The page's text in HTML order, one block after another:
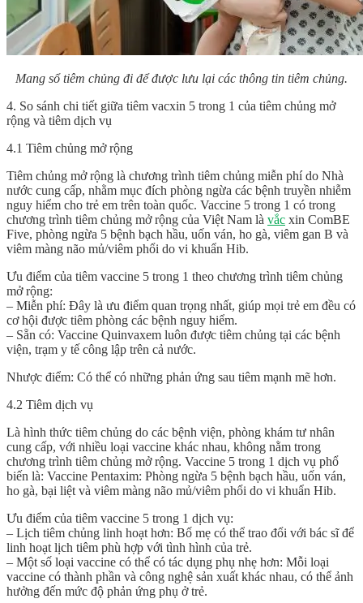
Mang sổ tiêm chủng đi để được lưu lại các thông tin tiêm chủng.
4. So sánh chi tiết giữa tiêm vacxin 5 trong 1 của tiêm chủng mở
rộng và tiêm dịch vụ
4.1 Tiêm chủng mở rộng
Tiêm chủng mở rộng là chương trình tiêm chủng miễn phí do Nhà
nước cung cấp, nhằm mục đích phòng ngừa các bệnh truyền nhiễm
nguy hiểm cho trẻ em trên toàn quốc. Vaccine 5 trong 1 có trong
chương trình tiêm chủng mở rộng của Việt Nam là vắc xin ComBE
Five, phòng ngừa 5 bệnh bạch hầu, uốn ván, ho gà, viêm gan B và
viêm màng não mủ/viêm phổi do vi khuẩn Hib.
Ưu điểm của tiêm vaccine 5 trong 1 theo chương trình tiêm chủng
mở rộng:
– Miễn phí: Đây là ưu điểm quan trọng nhất, giúp mọi trẻ em đều có
cơ hội được tiêm phòng các bệnh nguy hiểm.
– Sẵn có: Vaccine Quinvaxem luôn được tiêm chủng tại các bệnh
viện, trạm y tế công lập trên cả nước.
Nhược điểm: Có thể có những phản ứng sau tiêm mạnh mẽ hơn.
4.2 Tiêm dịch vụ
Là hình thức tiêm chủng do các bệnh viện, phòng khám tư nhân
cung cấp, với nhiều loại vaccine khác nhau, không nằm trong
chương trình tiêm chủng mở rộng. Vaccine 5 trong 1 dịch vụ phổ
biến là: Vaccine Pentaxim: Phòng ngừa 5 bệnh bạch hầu, uốn ván,
ho gà, bại liệt và viêm màng não mủ/viêm phổi do vi khuẩn Hib.
Ưu điểm của tiêm vaccine 5 trong 1 dịch vụ:
– Lịch tiêm chủng linh hoạt hơn: Bố mẹ có thể trao đổi với bác sĩ để
linh hoạt lịch tiêm phù hợp với tình hình của trẻ.
– Một số loại vaccine có thể có tác dụng phụ nhẹ hơn: Mỗi loại
vaccine có thành phần và công nghệ sản xuất khác nhau, có thể ảnh
hưởng đến mức độ phản ứng phụ ở trẻ.